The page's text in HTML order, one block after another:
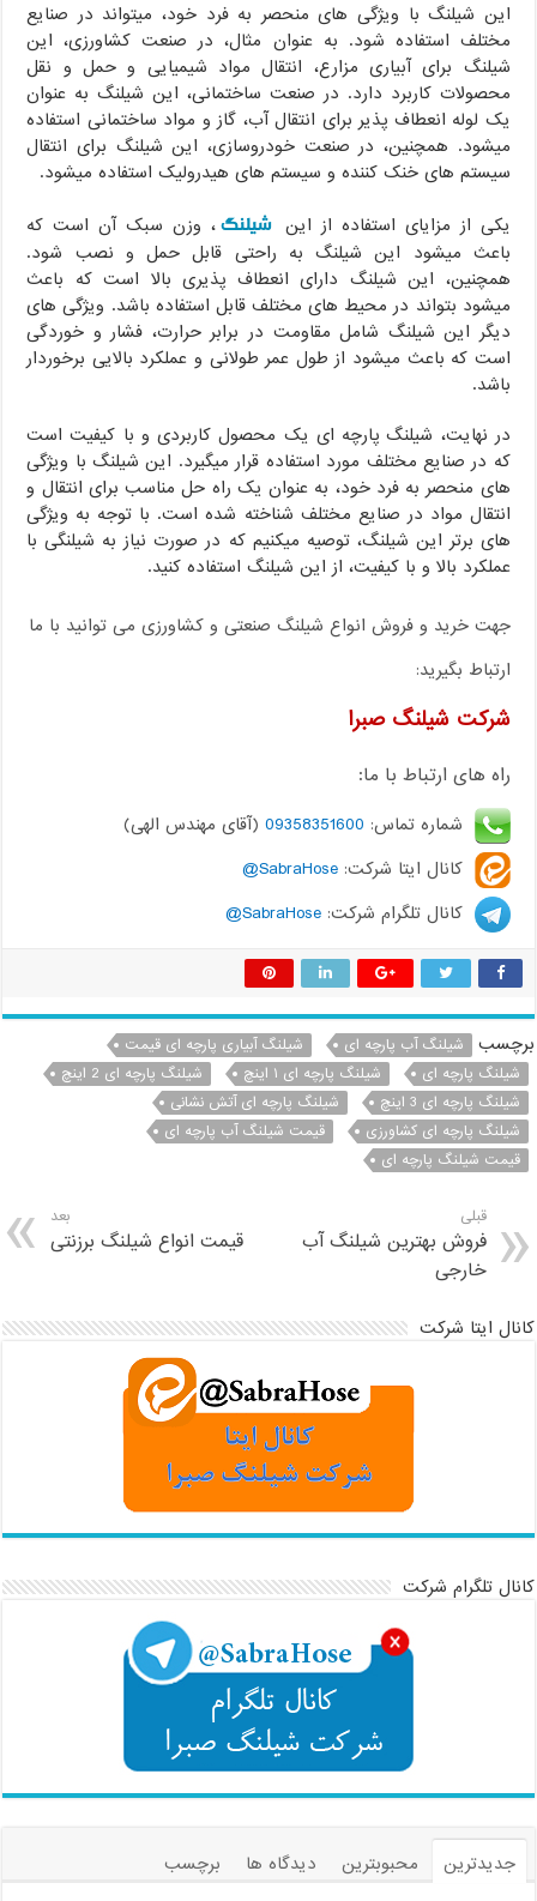
این شیلنگ با ویژگی های منحصر به فرد خود، میتواند در صنایع
مختلف استفاده شود. به عنوان مثال، در صنعت کشاورزی، این
شیلنگ برای آبیاری مزارع، انتقال مواد شیمیایی و حمل و نقل
محصولات کاربرد دارد. در صنعت ساختمانی، این شیلنگ به عنوان
یک لوله انعطاف پذیر برای انتقال آب، گاز و مواد ساختمانی استفاده
میشود. همچنین، در صنعت خودروسازی، این شیلنگ برای انتقال
سیستم های خنک کننده و سیستم های هیدرولیک استفاده میشود.
یکی از مزایای استفاده از این شیلنگ، وزن سبک آن است که
باعث میشود این شیلنگ به راحتی قابل حمل و نصب شود.
همچنین، این شیلنگ دارای انعطاف پذیری بالا است که باعث
میشود بتواند در محیط های مختلف قابل استفاده باشد. ویژگی های
دیگر این شیلنگ شامل مقاومت در برابر حرارت، فشار و خوردگی
است که باعث میشود از طول عمر طولانی و عملکرد بالایی برخوردار
باشد.
در نهایت، شیلنگ پارچه ای یک محصول کاربردی و با کیفیت است
که در صنایع مختلف مورد استفاده قرار میگیرد. این شیلنگ با ویژگی
های منحصر به فرد خود، به عنوان یک راه حل مناسب برای انتقال و
انتقال مواد در صنایع مختلف شناخته شده است. با توجه به ویژگی
های برتر این شیلنگ، توصیه میکنیم که در صورت نیاز به شیلنگی با
عملکرد بالا و با کیفیت، از این شیلنگ استفاده کنید.
جهت خرید و فروش انواع شیلنگ صنعتی و کشاورزی می توانید با ما
ارتباط بگیرید:
شرکت شیلنگ صبرا
راه های ارتباط با ما:
شماره تماس: 09358351600 (آقای مهندس الهی)
کانال ایتا شرکت:SabraHose@
کانال تلگرام شرکت:SabraHose@
برچسب شیلنگ آب پارچه ای
شیلنگ آبیاری پارچه ای قیمت
شیلنگ پارچه ای
شیلنگ پارچه ای ۱ اینچ
شیلنگ پارچه ای 2 اینچ
شیلنگ پارچه ای 3 اینچ
شیلنگ پارچه ای آتش نشانی
شیلنگ پارچه ای کشاورزی
قیمت شیلنگ آب پارچه ای
قیمت شیلنگ پارچه ای
قبلی
فروش بهترین شیلنگ آب
خارجی
بعد
قیمت انواع شیلنگ برزنتی
کانال ایتا شرکت
کانال تلگرام شرکت
جدیدترین محبوبترین دیدگاه ها
برچسب